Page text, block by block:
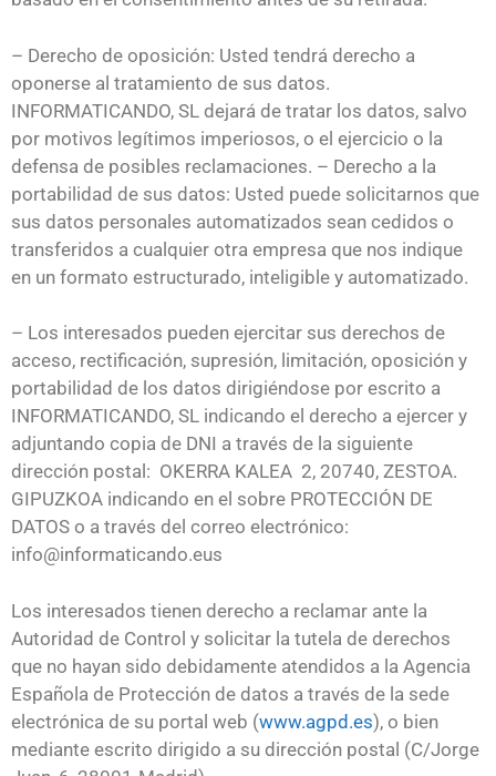
– Derecho de oposición: Usted tendrá derecho a
oponerse al tratamiento de sus datos.
INFORMATICANDO, SL dejará de tratar los datos, salvo
por motivos legítimos imperiosos, o el ejercicio o la
defensa de posibles reclamaciones. – Derecho a la
portabilidad de sus datos: Usted puede solicitarnos que
sus datos personales automatizados sean cedidos o
transferidos a cualquier otra empresa que nos indique
en un formato estructurado, inteligible y automatizado.
– Los interesados pueden ejercitar sus derechos de
acceso, rectificación, supresión, limitación, oposición y
portabilidad de los datos dirigiéndose por escrito a
INFORMATICANDO, SL indicando el derecho a ejercer y
adjuntando copia de DNI a través de la siguiente
dirección postal: OKERRA KALEA 2, 20740, ZESTOA.
GIPUZKOA indicando en el sobre PROTECCIÓN DE
DATOS o a través del correo electrónico:
info@informaticando.eus
Los interesados tienen derecho a reclamar ante la
Autoridad de Control y solicitar la tutela de derechos
que no hayan sido debidamente atendidos a la Agencia
Española de Protección de datos a través de la sede
electrónica de su portal web (www.agpd.es), o bien
mediante escrito dirigido a su dirección postal (C/Jorge